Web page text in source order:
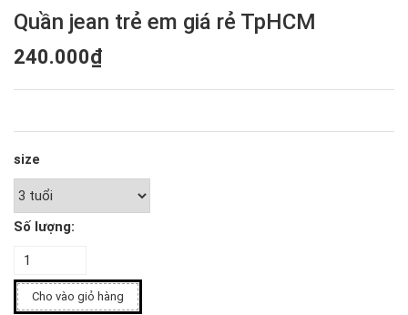
Quần jean trẻ em giá rẻ TpHCM
240.000₫
size
Số lượng:
Cho vào giỏ hàng